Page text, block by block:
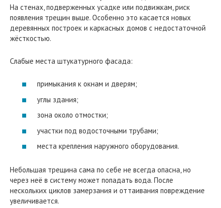
На стенах, подверженных усадке или подвижкам, риск
появления трещин выше. Особенно это касается новых
деревянных построек и каркасных домов с недостаточной
жёсткостью.
Слабые места штукатурного фасада:
примыкания к окнам и дверям;
углы здания;
зона около отмостки;
участки под водосточными трубами;
места крепления наружного оборудования.
Небольшая трещина сама по себе не всегда опасна, но
через неё в систему может попадать вода. После
нескольких циклов замерзания и оттаивания повреждение
увеличивается.